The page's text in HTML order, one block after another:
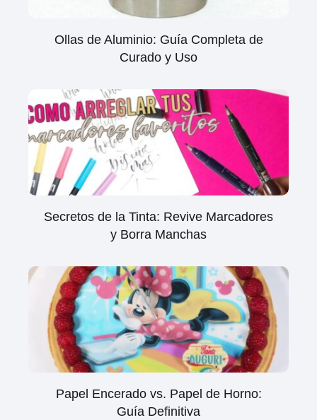
Ollas de Aluminio: Guía Completa de
Curado y Uso
Secretos de la Tinta: Revive Marcadores
y Borra Manchas
Papel Encerado vs. Papel de Horno:
Guía Definitiva